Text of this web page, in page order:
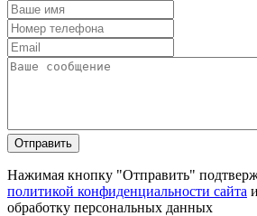
Нажимая кнопку "Отправить"
политикой конфиденциальности сайта
обработку персональных данных